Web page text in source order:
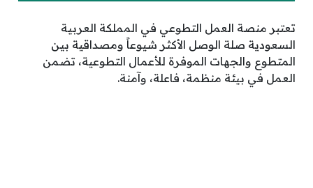
تعتبر منصة العمل التطوعي في المملكة العربية
السعودية صلة الوصل الأكثر شيوعاً ومصداقية بين
المتطوع والجهات الموفرة للأعمال التطوعية، تضمن
العمل في بيئة منظمة، فاعلة، وآمنة.